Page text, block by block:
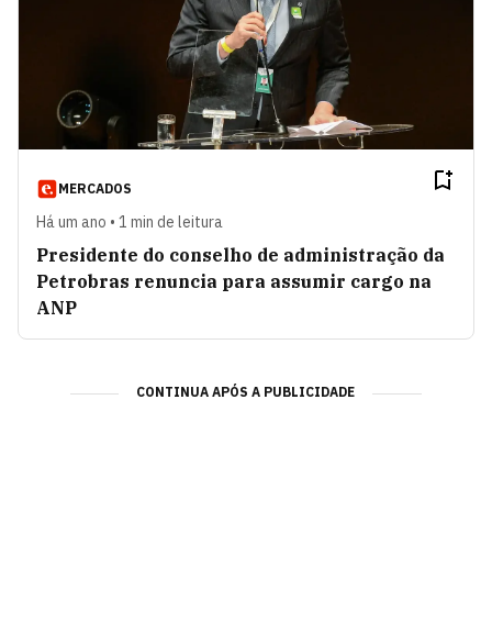
MERCADOS
Há um ano • 1 min de leitura
Presidente do conselho de administração da
Petrobras renuncia para assumir cargo na
ANP
CONTINUA APÓS A PUBLICIDADE